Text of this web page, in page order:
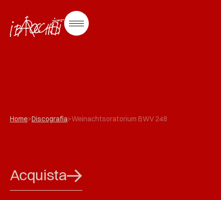
Home>Discografia>Weinachtsoratorium BWV 248
Acquista